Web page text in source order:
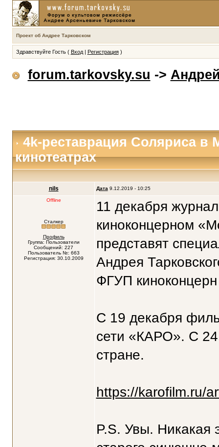
Проект об Андрее Тарковском
Здравствуйте Гость ( Вход| Регистрация)
forum.tarkovsky.su ->
4k-реставрация Соляриса в
кинотеатрах
nils Дата 9.12.2019 - 10:25
Offline
Сталкер
Профиль
Группа: Пользователи
Сообщений: 227
Пользователь №: 663
Регистрация: 30.10.2009
11 декабря
киноконцерном
представят
Андрея
ФГУП
С 19 декабря
сети «КАРО». С 24
стране.
https://karofilm.ru/
P.S. Увы. Никакая